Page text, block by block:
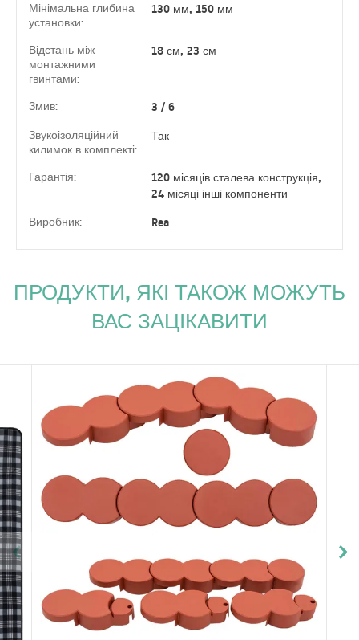
Мінімальна глибина
установки:
130 мм, 150 мм
Відстань між
монтажними
гвинтами:
18 см, 23 см
Змив: 3 / 6
Звукоізоляційний
килимок в комплекті:
Так
Гарантія:
120 місяців сталева конструкція,
24 місяці інші компоненти
Виробник: Rea
ПРОДУКТИ, ЯКІ ТАКОЖ МОЖУТЬ
ВАС ЗАЦІКАВИТИ